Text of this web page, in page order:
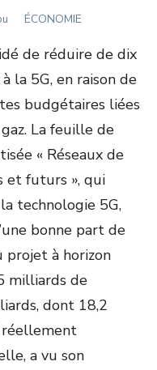
ÉCONOMIE
de réduire de dix
la 5G, en raison de
budgétaires liées
La feuille de
« Réseaux de
et futurs », qui
technologie 5G,
bonne part de
à horizon
milliards de
dont 18,2
a vu son